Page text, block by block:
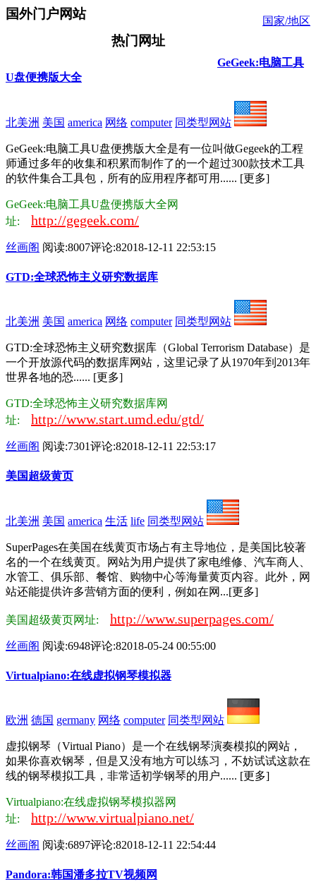
国外门户网站
热门网址
国家/地区
GeGeek:电脑工具
U盘便携版大全
北美洲 美国 america 网络 computer 同类型网站
GeGeek:电脑工具U盘便携版大全是有一位叫做Gegeek的工程
师通过多年的收集和积累而制作了的一个超过300款技术工具
的软件集合工具包，所有的应用程序都可用...... [更多]
GeGeek:电脑工具U盘便携版大全网
址: http://gegeek.com/
丝画阁 阅读:8007评论:82018-12-11 22:53:15
GTD:全球恐怖主义研究数据库
北美洲 美国 america 网络 computer 同类型网站
GTD:全球恐怖主义研究数据库（Global Terrorism Database）是
一个开放源代码的数据库网站，这里记录了从1970年到2013年
世界各地的恐...... [更多]
GTD:全球恐怖主义研究数据库网
址: http://www.start.umd.edu/gtd/
丝画阁 阅读:7301评论:82018-12-11 22:53:17
美国超级黄页
北美洲 美国 america 生活 life 同类型网站
SuperPages在美国在线黄页市场占有主导地位，是美国比较著
名的一个在线黄页。网站为用户提供了家电维修、汽车商人、
水管工、俱乐部、餐馆、购物中心等海量黄页内容。此外，网
站还能提供许多营销方面的便利，例如在网...[更多]
美国超级黄页网址: http://www.superpages.com/
丝画阁 阅读:6948评论:82018-05-24 00:55:00
Virtualpiano:在线虚拟钢琴模拟器
欧洲 德国 germany 网络 computer 同类型网站
虚拟钢琴（Virtual Piano）是一个在线钢琴演奏模拟的网站，
如果你喜欢钢琴，但是又没有地方可以练习，不妨试试这款在
线的钢琴模拟工具，非常适初学钢琴的用户...... [更多]
Virtualpiano:在线虚拟钢琴模拟器网
址: http://www.virtualpiano.net/
丝画阁 阅读:6897评论:82018-12-11 22:54:44
Pandora:韩国潘多拉TV视频网